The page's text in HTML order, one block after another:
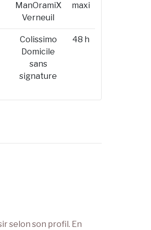
ManOramiX
Verneuil
maxi
Colissimo
Domicile
sans
signature
48 h
selon son profil. En